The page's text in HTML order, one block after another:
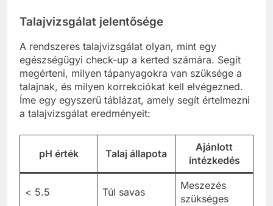
Talajvizsgálat jelentősége
A rendszeres talajvizsgálat olyan, mint egy
egészségügyi check-up a kerted számára. Segít
megérteni, milyen tápanyagokra van szüksége a
talajnak, és milyen korrekciókat kell elvégezned.
Íme egy egyszerű táblázat, amely segít értelmezni
a talajvizsgálat eredményeit:
pH érték Talaj állapota
Ajánlott
intézkedés
< 5.5 Túl savas
Meszezés
szükséges